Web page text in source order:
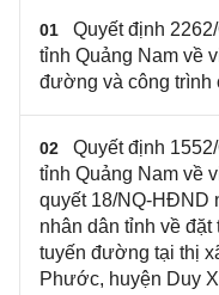
01
Quyết định
tỉnh Quảng Nam về
đường và công trình
02
Quyết định
tỉnh Quảng Nam về
quyết 18/NQ-HĐND
nhân dân tỉnh về
tuyến đường tại thị
Phước, huyện Duy